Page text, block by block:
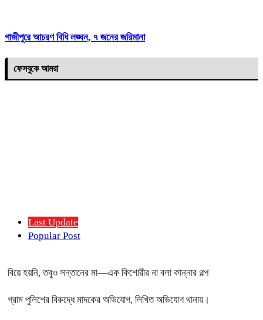
গাজীপুরে আচরণ বিধি লঙ্ঘন, ৭ জনের জরিমানা
ফেসবুকে আমরা
Last Update
Popular Post
বিয়ে হয়নি, তবুও সন্তানের মা—এক কিশোরীর না বলা কান্নার গল্প
গ্রাম পুলিশের বিরুদ্ধে মাদকের অভিযোগ, লিখিত অভিযোগ থানায়।